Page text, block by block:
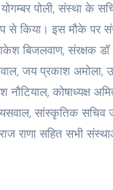
पोली, संस्था के
से किया। इस मौके पर
बिजलवाण, संरक्षक डॉ
जय प्रकाश अमोला,
कोषाध्यक्ष
सांस्कृतिक सचिव
राणा सहित सभी